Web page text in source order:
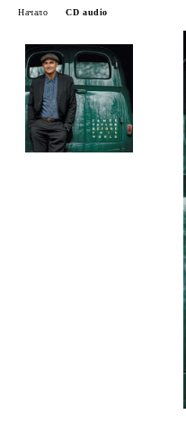
Начало CD audio